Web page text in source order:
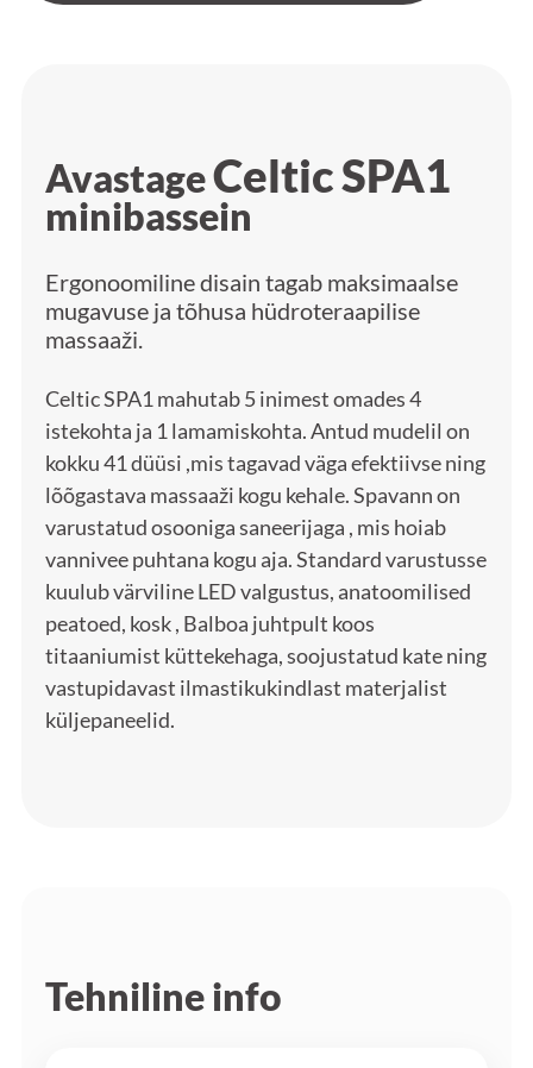
AvastageCeltic SPA1
minibassein
Ergonoomiline disain tagab maksimaalse
mugavuse ja tõhusa hüdroteraapilise
massaaži.
Celtic SPA1 mahutab 5 inimest omades 4
istekohta ja 1 lamamiskohta. Antud mudelil on
kokku 41 düüsi ,mis tagavad väga efektiivse ning
lõõgastava massaaži kogu kehale. Spavann on
varustatud osooniga saneerijaga , mis hoiab
vannivee puhtana kogu aja. Standard varustusse
kuulub värviline LED valgustus, anatoomilised
peatoed, kosk , Balboa juhtpult koos
titaaniumist küttekehaga, soojustatud kate ning
vastupidavast ilmastikukindlast materjalist
küljepaneelid.
Tehniline info